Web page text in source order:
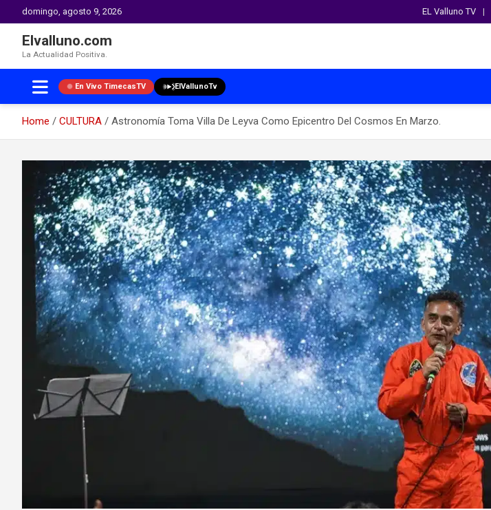
domingo, agosto 9, 2026 EL Valluno TV
Elvalluno.com
La Actualidad Positiva.
En Vivo TimecasTV ElVallunoTv
Home CULTURA
Astronomía Toma Villa De Leyva Como Epicentro Del Cosmos En Marzo.